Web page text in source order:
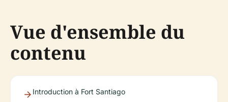
Vue d'ensemble du
contenu
Introduction à Fort Santiago